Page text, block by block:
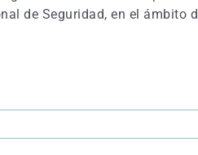
de Seguridad, en el ámbito